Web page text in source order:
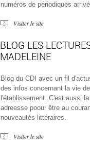
numéros de périodiques
Visiter le site
BLOG LES
MADELEINE
Blog du CDI avec un fil
des infos concernant la vie de
l'établissement. C'est aussi
adreesse poour être au
nouveautés littéraires.
Visiter le site